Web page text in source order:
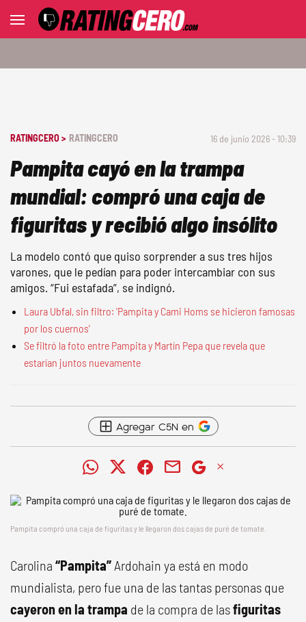
RATINGCERO > RATINGCERO 16 de junio 2026 - 10:39
Pampita cayó en la trampa
mundial: compró una caja de
figuritas y recibió algo insólito
La modelo contó que quiso sorprender a sus tres hijos
varones, que le pedían para poder intercambiar con sus
amigos. “Fui estafada”, se indignó.
Laura Ubfal, sin filtro: 'Pampita y Cami Homs se hicieron famosas
por los cuernos'
Se filtró la foto entre Pampita y Martín Pepa que revela que
estarían juntos nuevamente
Agregar C5N en
Pampita compró una caja de figuritas y le llegaron dos cajas de puré de tomate.
Carolina “Pampita”Ardohain ya está en modo
mundialista, pero fue una de las tantas personas que
cayeron en la trampa de la compra de lasfiguritas